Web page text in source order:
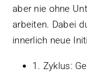
aber nie ohne
arbeiten. Dabei
innerlich neue
1. Zyklus: